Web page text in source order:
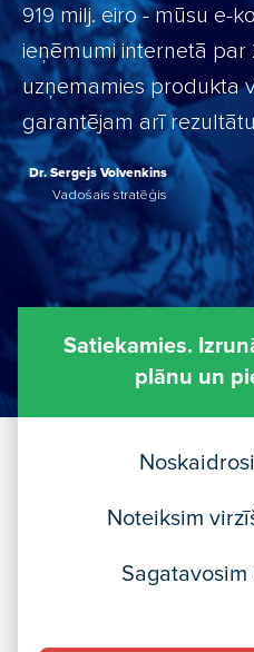
919 milj. eiro - mūsu e-
ieņēmumi internetā par
uzņemamies produkta
garantējam arī
Dr. Sergejs Volvenkins
Vadošais stratēģis
Satiekamies.
plānu un
Noteiksim